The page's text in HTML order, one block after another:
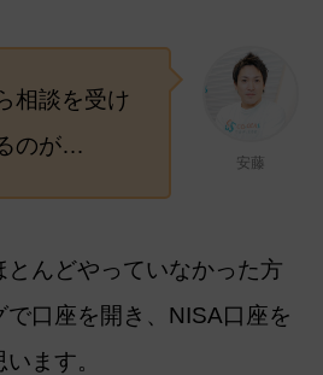
安藤
相談を受け
のが…
んどやっていなかった方
口座を開き、NISA口座を
ます。